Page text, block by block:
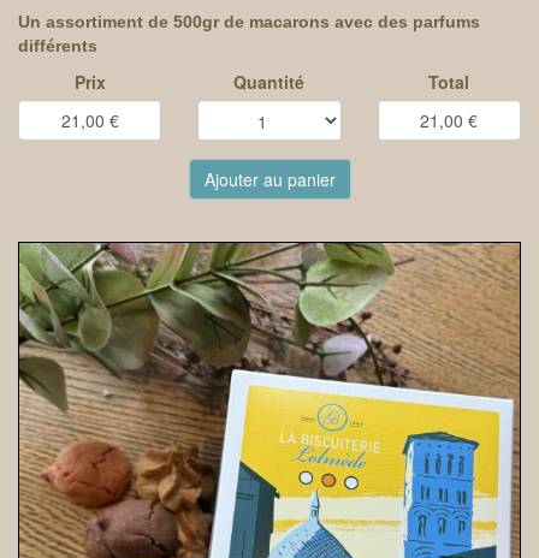
Un assortiment de 500gr de macarons avec des parfums
différents
Prix Quantité Total
Ajouter au panier